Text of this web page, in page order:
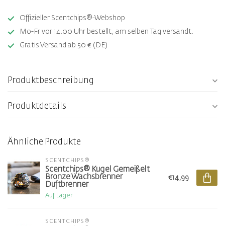
Offizieller Scentchips®-Webshop
Mo-Fr vor 14.00 Uhr bestellt, am selben Tag versandt.
Gratis Versand ab 50 € (DE)
Produktbeschreibung
Produktdetails
Ähnliche Produkte
SCENTCHIPS®
Scentchips® Kugel Gemeißelt
Bronze Wachsbrenner
Duftbrenner
Auf Lager
€14,99
SCENTCHIPS®